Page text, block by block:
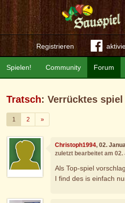
Registrieren
Community Forum
Spielen!
Tratsch: Verrücktes spiel
1 2 »Weiter
Christoph1994, 02.
zuletzt bearbeitet am
Als Top-spiel
I find des is einfach